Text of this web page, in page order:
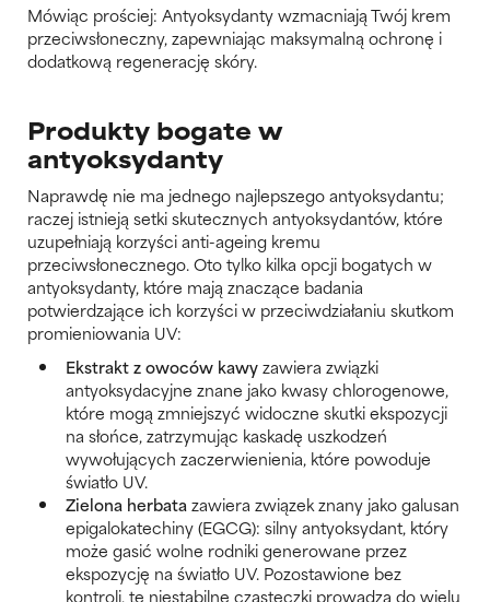
Mówiąc prościej: Antyoksydanty wzmacniają Twój krem
przeciwsłoneczny, zapewniając maksymalną ochronę i
dodatkową regenerację skóry.
Produkty bogate w
antyoksydanty
Naprawdę nie ma jednego najlepszego antyoksydantu;
raczej istnieją setki skutecznych antyoksydantów, które
uzupełniają korzyści anti-ageing kremu
przeciwsłonecznego. Oto tylko kilka opcji bogatych w
antyoksydanty, które mają znaczące badania
potwierdzające ich korzyści w przeciwdziałaniu skutkom
promieniowania UV:
Ekstrakt z owoców kawyzawiera związki
antyoksydacyjne znane jako kwasy chlorogenowe,
które mogą zmniejszyć widoczne skutki ekspozycji
na słońce, zatrzymując kaskadę uszkodzeń
wywołujących zaczerwienienia, które powoduje
światło UV.
Zielona herbatazawiera związek znany jako galusan
epigalokatechiny (EGCG): silny antyoksydant, który
może gasić wolne rodniki generowane przez
ekspozycję na światło UV. Pozostawione bez
kontroli, te niestabilne cząsteczki prowadzą do wielu